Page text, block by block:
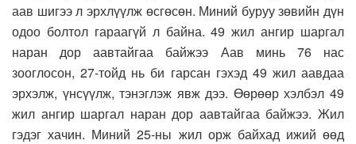
аав шигээ л эрхлүүлж өсгөсөн. Миний буруу зөвийн дүн
одоо болтол гараагүй л байна. 49 жил ангир шаргал
наран дор аавтайгаа байжээ Аав минь 76 нас
зооглосон, 27-тойд нь би гарсан гэхэд 49 жил аавдаа
эрхэлж, үнсүүлж, тэнэглэж явж дээ. Өөрөөр хэлбэл 49
жил ангир шаргал наран дор аавтайгаа байжээ. Жил
гэдэг хачин. Миний 25-ны жил орж байхад ижий өөд